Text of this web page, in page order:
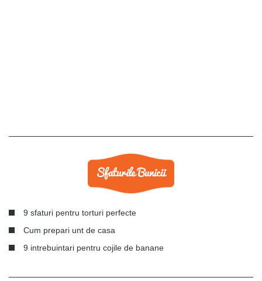
9 sfaturi pentru torturi perfecte
Cum prepari unt de casa
9 intrebuintari pentru cojile de banane